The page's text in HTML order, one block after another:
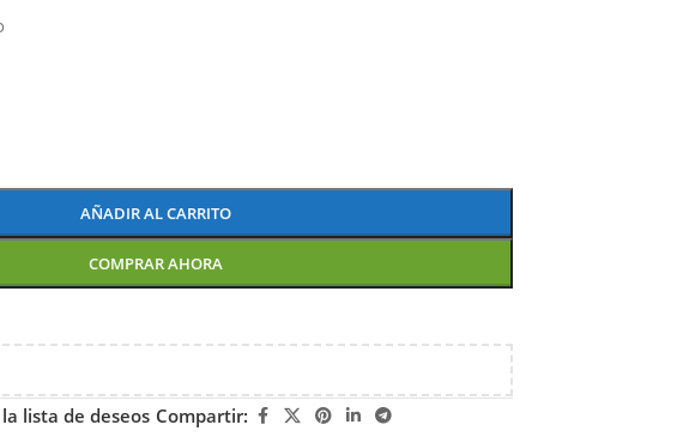
AÑADIR AL CARRITO
COMPRAR AHORA
lista de deseos Compartir: